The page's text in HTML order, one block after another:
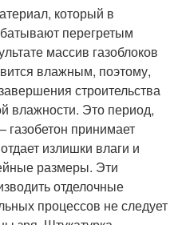
который в
перегретым
массив газоблоков
влажным, поэтому,
строительства
влажности. Это период,
принимает
излишки влаги и
размеры. Эти
отделочные
процессов не следует